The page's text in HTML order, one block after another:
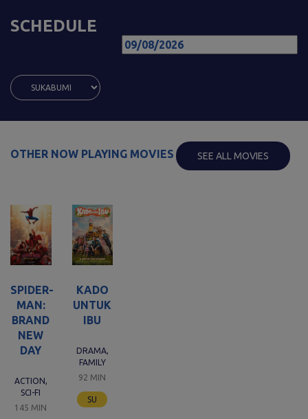
SCHEDULE
OTHER NOW PLAYING MOVIES SEE ALL MOVIES
SPIDER-
MAN:
BRAND
NEW
DAY
ACTION,
SCI-FI
145 MIN
KADO
UNTUK
IBU
DRAMA,
FAMILY
92 MIN
SU